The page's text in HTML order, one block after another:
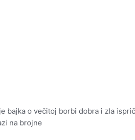
bajka o večitoj borbi dobra i zla
na brojne